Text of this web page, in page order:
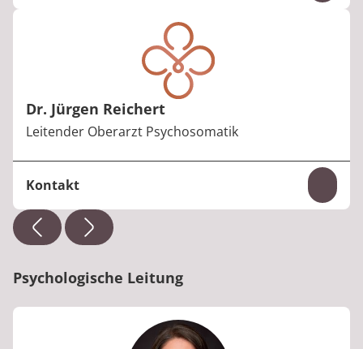
kardiologie.bernkastel@median-kliniken.de
Dr. Jürgen Reichert
Berufstitel:
Leitender Oberarzt Psychosomatik
Kontakt
Telefon:+49 6531 92-3741
E-Mail:psychosomatik.bernkastel@median-klinike
Psychologische Leitung